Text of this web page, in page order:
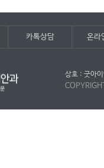
카톡상담 온라
상호 : 굿아